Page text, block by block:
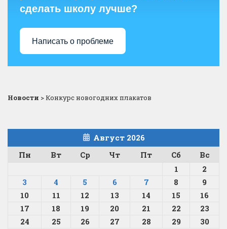
сделать школу лучше?
Написать о проблеме
Новости >Конкурс новогодних плакатов
Август 2026
Пн
Вт Ср Чт Пт Сб
Вс
1
2
3
4 5 6 7 8
9
10
11 12 13 14 15
16
17
18 19 20 21 22
23
24
25 26 27 28 29
30